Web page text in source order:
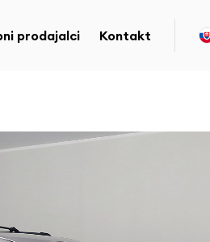
prodajalci Kontakt